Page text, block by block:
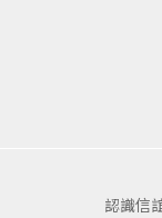
認識信